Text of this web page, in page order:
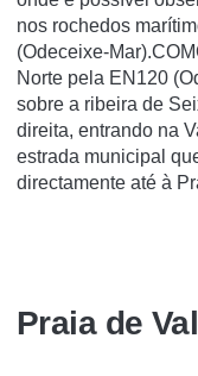
nos rochedos
(Odeceixe-
Norte pela EN120
sobre a ribeira de
direita, entrando na
estrada municipal
directamente até à
Praia de